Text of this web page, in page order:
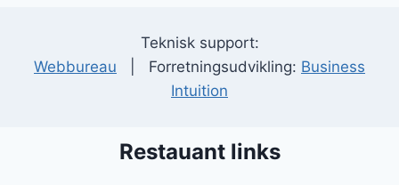
Teknisk support:
Webbureau | Forretningsudvikling: Business
Intuition
Restauant links